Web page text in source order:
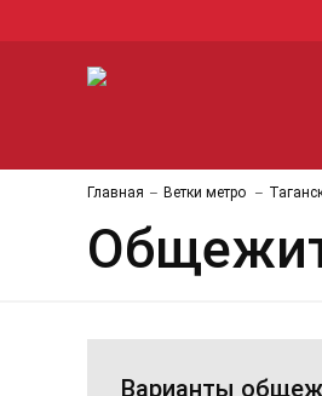
Главная Ветки метро
Варианты